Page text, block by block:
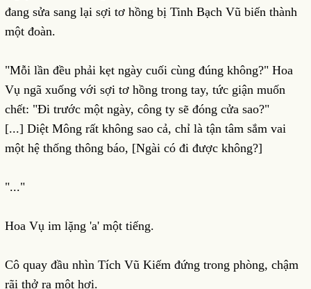
đang sửa sang lại sợi tơ hồng bị Tinh Bạch Vũ biến thành
một đoàn.
"Mỗi lần đều phải kẹt ngày cuối cùng đúng không?" Hoa
Vụ ngã xuống với sợi tơ hồng trong tay, tức giận muốn
chết: "Đi trước một ngày, công ty sẽ đóng cửa sao?"
[...] Diệt Mông rất không sao cả, chỉ là tận tâm sắm vai
một hệ thống thông báo, [Ngài có đi được không?]
"..."
Hoa Vụ im lặng 'a' một tiếng.
Cô quay đầu nhìn Tích Vũ Kiếm đứng trong phòng, chậm
rãi thở ra một hơi.